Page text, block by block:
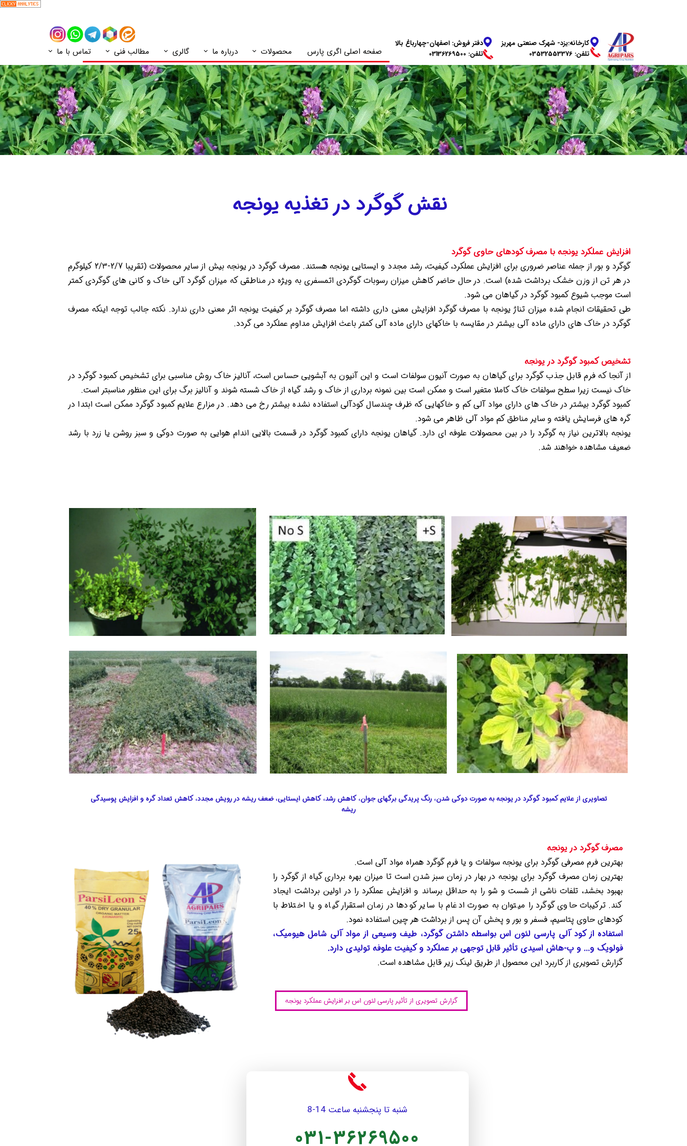
دفتر فروش: اصفهان-چهارباغ بالا
​​​​​​​تلفن: 03136269500
​​​​​​​کارخانه:یزد- شهرک صنعتی مهریز
تلفن: 03532553376
صفحه اصلی اگری پارس محصولات درباره ما گالری مطالب فنی تماس با ما
نقش گوگرد در تغذیه یونجه
افزایش عملکرد یونجه با مصرف کودهای حاوی گوگرد
گوگرد و بور از جمله عناصر ضروری برای افزایش عملکرد، کیفیت، رشد مجدد و ایستایی یونجه هستند. مصرف گوگرد در یونجه بیش از سایر محصولات (تقریبا 2/7-2/3 کیلوگرم
در هر تن از وزن خشک برداشت شده) است. در حال حاضر کاهش میزان رسوبات گوگردی اتمسفری به ویژه در مناطقی که میزان گوگرد آلی خاک و کانی های گوگردی کمتر
است موجب شیوع کمبود گوگرد در گیاهان می شود.
طی تحقیقات انجام شده میزان تناژ یونجه با مصرف گوگرد افزایش معنی داری داشته اما مصرف گوگرد بر کیفیت یونجه اثر معنی داری ندارد. نکته جالب توجه اینکه مصرف
گوگرد در خاک های دارای ماده آلی بیشتر در مقایسه با خاکهای دارای ماده آلی کمتر باعث افزایش مداوم عملکرد می گردد.
تشخیص کمبود گوگرد در یونجه
از آنجا که فرم قابل جذب گوگرد برای گیاهان به صورت آنیون سولفات است و این آنیون به آبشویی حساس است، آنالیز خاک روش مناسبی برای تشخیص کمبود گوگرد در
خاک نیست زیرا سطح سولفات خاک کاملا متغیر است و ممکن است بین نمونه برداری از خاک و رشد گیاه از خاک شسته شوند و آنالیز برگ برای این منظور مناسبتر است.
کمبود گوگرد بیشتر در خاک های دارای مواد آلی کم و خاکهایی که ظرف چندسال کودآلی استفاده نشده بیشتر رخ می دهد. در مزارع علایم کمبود گوگرد ممکن است ابتدا در
گره های فرسایش یافته و سایر مناطق کم مواد آلی ظاهر می شود.
یونجه بالاترین نیاز به گوگرد را در بین محصولات علوفه ای دارد. گیاهان یونجه دارای کمبود گوگرد در قسمت بالایی اندام هوایی به صورت دوکی و سبز روشن یا زرد با رشد
ضعیف مشاهده خواهند شد.
مصرف گوگرد در یونجه
بهترین فرم مصرفی گوگرد برای یونجه سولفات و یا فرم گوگرد همراه مواد آلی است.
بهترین زمان مصرف گوگرد برای یونجه در بهار در زمان سبز شدن است تا میزان بهره برداری گیاه از گوگرد را
بهبود بخشد، تلفات ناشی از شست و شو را به حداقل برساند و افزایش عملکرد را در اولین برداشت ایجاد
کند. ترکیبات حاوی گوگرد را میتوان به صورت ادغام با سایر کودها در زمان استقرار گیاه و یا اختلاط با
کودهای حاوی پتاسیم، فسفر و بور و پخش آن پس از برداشت هر چین استفاده نمود.​​​​​​​
​​​​​​​استفاده از کود آلی پارسی لئون اس بواسطه داشتن گوگرد، طیف وسیعی از مواد آلی شامل هیومیک،
فولویک و... و پ-هاش اسیدی تأثیر قابل توجهی بر عملکرد و کیفیت علوفه تولیدی دارد.
گزارش تصویری از کاربرد این محصول از طریق لینک زیر قابل مشاهده است.
گزارش تصویری از تأثیر پارسی لئون اس بر افزایش عملکرد یونجه
​تصاویری از علایم کمبود گوگرد در یونجه به صورت دوکی شدن، رنگ پریدگی برگهای جوان، کاهش رشد، کاهش ایستایی، ضعف ریشه در رویش مجدد، کاهش تعداد گره و افزایش پوسیدگی
ریشه
شنبه تا پنجشنبه ساعت 14-8
031-36269500